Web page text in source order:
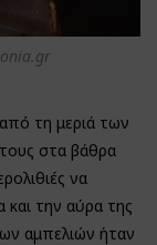
τη μεριά των
στα βάθρα
να
την αύρα της
αμπελιών ήταν